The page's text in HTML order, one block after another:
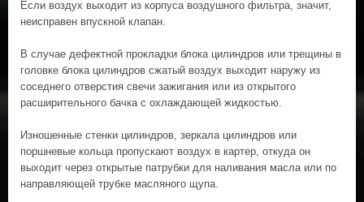
Если воздух выходит из корпуса воздушного фильтра, значит,
неисправен впускной клапан.
В случае дефектной прокладки блока цилиндров или трещины в
головке блока цилиндров сжатый воздух выходит наружу из
соседнего отверстия свечи зажигания или из открытого
расширительного бачка с охлаждающей жидкостью.
Изношенные стенки цилиндров, зеркала цилиндров или
поршневые кольца пропускают воздух в картер, откуда он
выходит через открытые патрубки для наливания масла или по
направляющей трубке масляного щупа.